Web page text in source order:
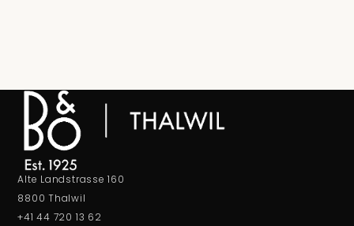
Alte Landstrasse 160
8800 Thalwil
+41 44 720 13 62